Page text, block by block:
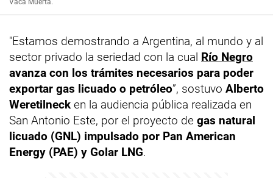
Vaca Muerta.
"Estamos demostrando a Argentina, al mundo y al
sector privado la seriedad con la cual Río Negro
avanza con los trámites necesarios para poder
exportar gas licuado o petróleo”, sostuvo Alberto
Weretilneck en la audiencia pública realizada en
San Antonio Este, por el proyecto de gas natural
licuado (GNL) impulsado por Pan American
Energy (PAE) y Golar LNG.